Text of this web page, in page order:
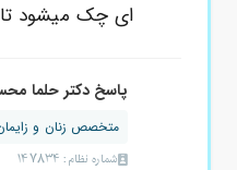
ای چک میشود تا
پاسخ دکتر حلما
متخصص زنان و
شماره نظام: 147834